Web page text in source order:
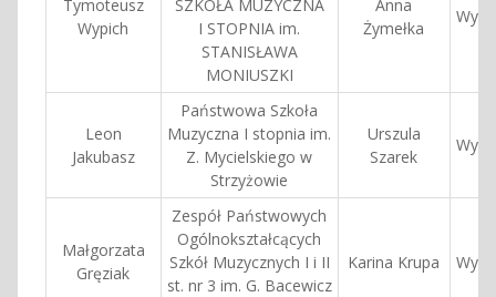
Tymoteusz
Wypich
SZKOŁA MUZYCZNA
I STOPNIA im.
STANISŁAWA
MONIUSZKI
Anna
Żymełka
Leon
Jakubasz
Państwowa Szkoła
Muzyczna I stopnia im.
Z. Mycielskiego w
Strzyżowie
Urszula
Szarek
Małgorzata
Gręziak
Zespół Państwowych
Ogólnokształcących
Szkół Muzycznych I i II
st. nr 3 im. G. Bacewicz
Karina Krupa